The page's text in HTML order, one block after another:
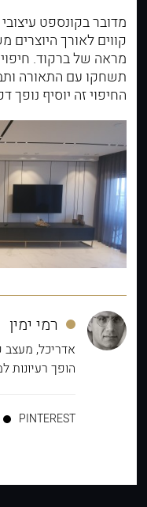
מדובר בקונספט
קווים לאורך היוצרים
מראה של ברקוד.
תשחקו עם התאורה
החיפוי זה יוסיף נופך
רמי ימין
הופך רעיונות
PINTEREST